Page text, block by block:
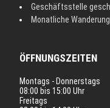
Geschäftsstelle
Monatliche
ÖFFNUNGSZEITEN
Montags - Donnerstags
08:00 bis 15:00 Uhr
Freitags